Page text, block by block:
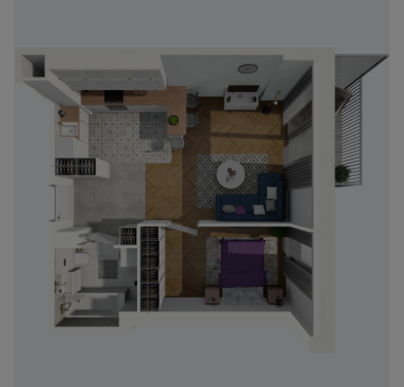
pakietu akcji proszę wysyłać na
notyfikacje@murapol.pl
Skontaktuj się z nami